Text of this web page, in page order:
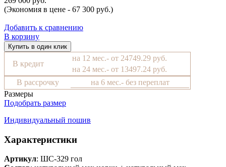
(Экономия в цене - 67 300 руб.)
Добавить к сравнению
В корзину
Купить в один клик
В кредит
на 12 мес.- от 24749.29 руб.
на 24 мес.- от 13497.24 руб.
В рассрочку
на 6 мес.- без переплат
Размеры
Подобрать размер
Индивидуальный пошив
Характеристики
Артикул: ШС-329 гол